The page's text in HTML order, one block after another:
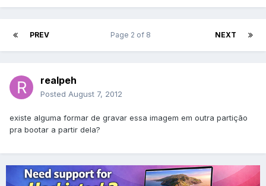
PREV NEXT
Page 2 of 8
realpeh
Posted August 7, 2012
existe alguma formar de gravar essa imagem em outra partição
pra bootar a partir dela?